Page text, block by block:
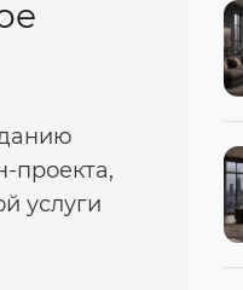
проекта,
услуги